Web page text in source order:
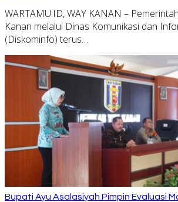
WARTAMU.ID, WAY KANAN –
Kanan melalui Dinas Komunikasi dan
(Diskominfo) terus…
Bupati Ayu Asalasiyah Pimpin Evaluasi